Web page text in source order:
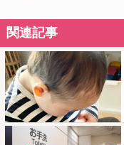
関連記事